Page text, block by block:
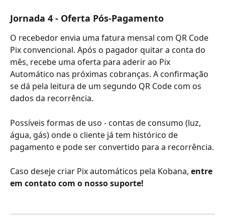
Jornada 4 - Oferta Pós-Pagamento
O recebedor envia uma fatura mensal com QR Code
Pix convencional. Após o pagador quitar a conta do
mês, recebe uma oferta para aderir ao Pix
Automático nas próximas cobranças. A confirmação
se dá pela leitura de um segundo QR Code com os
dados da recorrência.
Possíveis formas de uso - contas de consumo (luz,
água, gás) onde o cliente já tem histórico de
pagamento e pode ser convertido para a recorrência.
Caso deseje criar Pix automáticos pela Kobana, entre
em contato com o nosso suporte!